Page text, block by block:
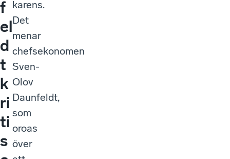
f
el
d
t
k
ri
ti
s
karens.
Det
menar
chefsekonomen
Sven-
Olov
Daunfeldt,
som
oroas
över